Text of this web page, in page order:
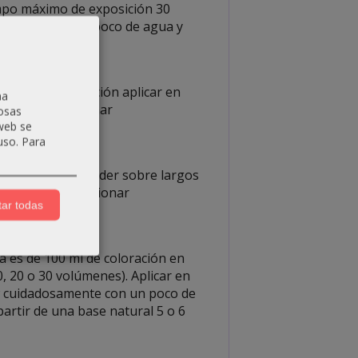
máximo de exposición 30
con un poco de agua y
A continuación aplicar en
Emulsionar
extender sobre largos
minutos. Emulsionar
es de 100 ml de coloración en
20 o 30 volúmenes). Aplicar en
con un poco de
de una base natural 5 o 6
se
Para
todas